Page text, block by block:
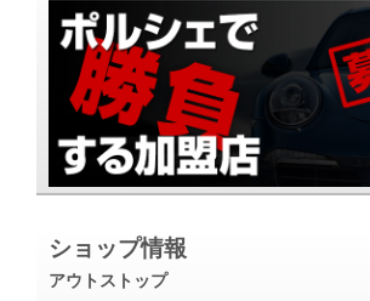
ショップ情報
アウトストップ